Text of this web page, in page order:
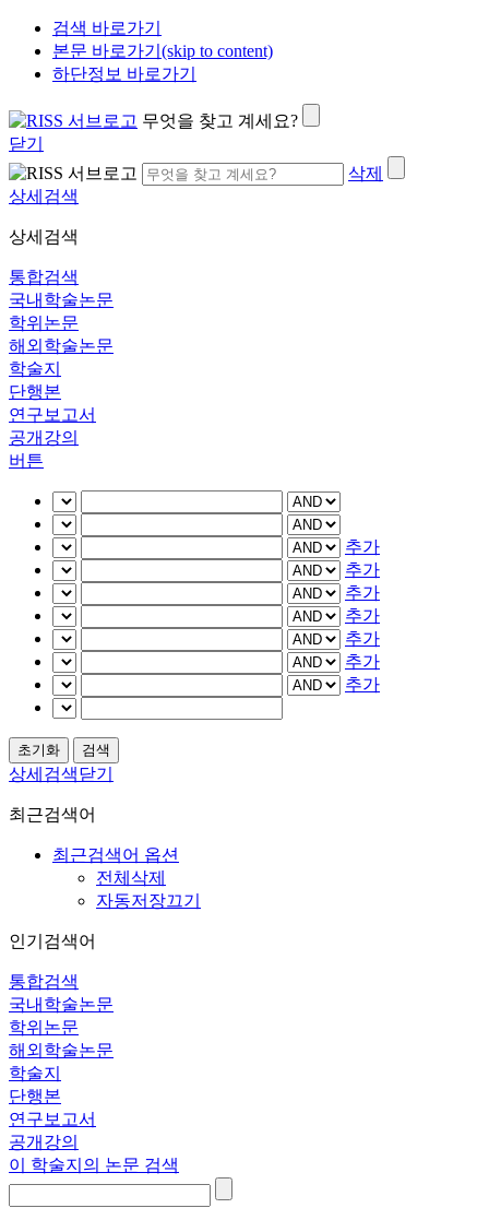
검색 바로가기
본문 바로가기(skip to content)
하단정보 바로가기
무엇을 찾고 계세요?
닫기
삭제
상세검색
상세검색
통합검색
국내학술논문
학위논문
해외학술논문
학술지
단행본
연구보고서
공개강의
버튼
추가
추가
추가
추가
추가
추가
추가
상세검색닫기
최근검색어
최근검색어 옵션
전체삭제
자동저장끄기
인기검색어
통합검색
국내학술논문
학위논문
해외학술논문
학술지
단행본
연구보고서
공개강의
이 학술지의 논문 검색